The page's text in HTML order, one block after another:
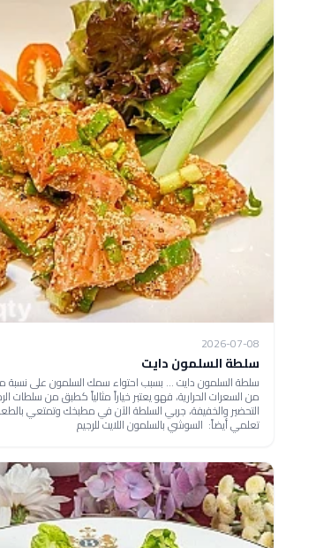
2026-07-08
سلطة السلمون دايت
سلطة السلمون دايت ... بسبب احتواء سمك السلمون على نسبة
من السعرات الحرارية، فهو يعتبر خياراً مثالياً كطبق من سلطات
التحضير والخفيفة، جربي السلطة الآن في مطبخك وتمتعي
تعلمي أيضاً: السوشي بالسلمون اللايت للرجيم